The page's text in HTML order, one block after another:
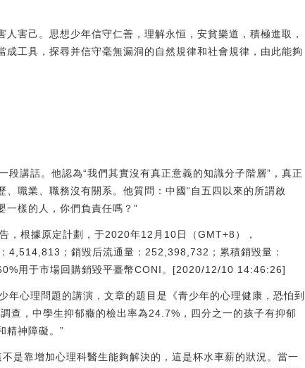
害己。思想少年信守仁善，理解永恒，安貧樂道，積極進取，
工具，探尋并信守毫無漏洞的自然規律和社會規律，由此能夠
講話。他認為“我們其實沒有真正意義的知識分子階層”，真正
職業、職務沒有關系。他質問：中國“自五四以來的所謂啟
一樣的人，你們負責任嗎？”
根據原定計劃，于2020年12月10日（GMT+8），
4,514,813；銷毀后流通量：252,398,732；累積銷毀量：
用于市場回購銷毀平臺幣CONI。[2020/12/10 14:46:26]
心理問題的講演，文章的題目是《青少年的心理健康，恐怕到
查，中學生抑郁癥的檢出率為24.7%，四分之一的孩子有抑郁
精神障礙。”
是靠增加心理科醫生能夠解決的，這是杯水車薪的狀況。當一